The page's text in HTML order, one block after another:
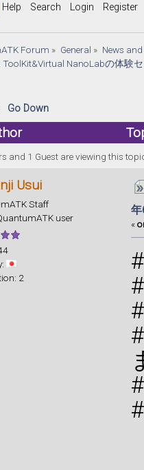
Help Search Login Register
Forum » General » News
NanoLabの体験
Go Down
年6月3日内容詳細投
and 1 Guest are viewing this
Usui
Staff
user
2
«
#
#